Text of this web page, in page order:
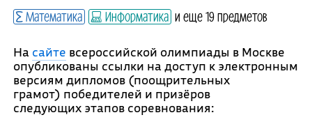
Математика Информатика и еще 19 предметов
На сайте всероссийской олимпиады в Москве
опубликованы ссылки на доступ к электронным
версиям дипломов (поощрительных
грамот) победителей и призёров
следующих этапов соревнования: